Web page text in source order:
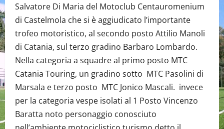
Salvatore Di Maria del Motoclub Centauromenium
di Castelmola che si è aggiudicato l’importante
trofeo motoristico, al secondo posto Attilio Manoli
di Catania, sul terzo gradino Barbaro Lombardo.
Nella categoria a squadre al primo posto MTC
Catania Touring, un gradino sotto MTC Pasolini di
Marsala e terzo posto MTC Jonico Mascali. invece
per la categoria vespe isolati al 1 Posto Vincenzo
Baratta noto personaggio conosciuto